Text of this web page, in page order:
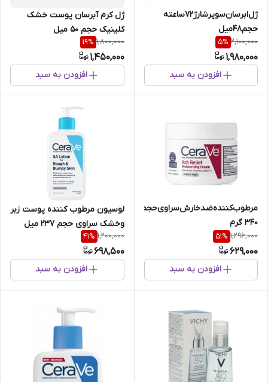
ژل‌ابرسان‌سوپر‌شارژ72ساعته‌
حجم48میل
2,100,000
5%
1,980,000
افزودن به سبد
ژل‌ کرم‌‌ آبرسان‌ پوست‌ خشک‌‌
کلینیک حجم‌ 50‌ میل
1,800,000
19%
1,450,000
افزودن به سبد
مرطوب‌کننده‌ضدخارش‌سراوی‌حجم
۳۴۰ گرم
1,296,000
51%
629,000
افزودن به سبد
لوسیون مرطوب کننده پوست زبر
وخشک سراوی حجم 237 میل
1,200,000
41%
698,500
افزودن به سبد